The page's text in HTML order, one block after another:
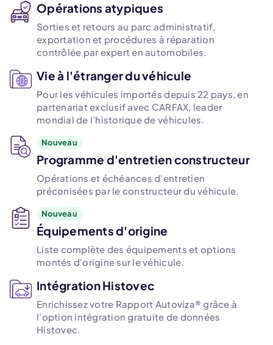
Opérations atypiques
Sorties et retours au parc administratif,
exportation et procédures à réparation
contrôlée par expert en automobiles.
Vie à l'étranger du véhicule
Pour les véhicules importés depuis 22 pays, en
partenariat exclusif avec CARFAX, leader
mondial de l'historique de véhicules.
Nouveau
Programme d'entretien constructeur
Opérations et échéances d'entretien
préconisées par le constructeur du véhicule.
Nouveau
Équipements d'origine
Liste complète des équipements et options
montés d'origine sur le véhicule.
Intégration Histovec
Enrichissez votre Rapport Autoviza® grâce à
l'option intégration gratuite de données
Histovec.